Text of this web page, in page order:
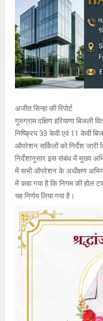
अजीत सिन्हा की रिपोर्ट
गुरुग्राम:दक्षिण हरियाणा बिजली
निष्क्रिय 33 केवी एवं 11 केवी
ऑपरेशन सर्किलों को निर्देश
निर्देशानुसार इस संबंध में मुख्य
में सभी ऑपरेशन के अधीक्षण
में कहा गया है कि निगम की होल
यह निर्णय लिया गया है।